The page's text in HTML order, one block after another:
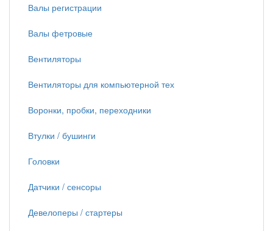
Валы регистрации
Валы фетровые
Вентиляторы
Вентиляторы для компьютерной тех
Воронки, пробки, переходники
Втулки / бушинги
Головки
Датчики / сенсоры
Девелоперы / стартеры